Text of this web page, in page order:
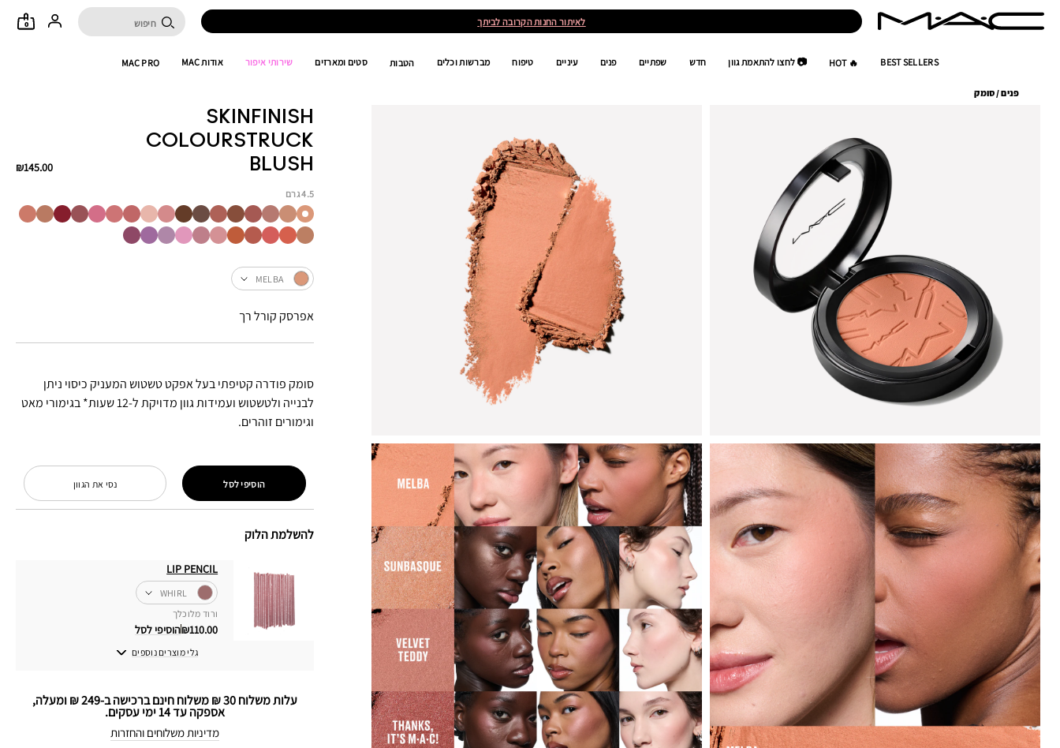
לאיתור החנות הקרובה לביתך 0
BEST SELLERS
🔥 HOT 📷 לחצו להתאמת גוון חדש שפתיים פנים עיניים טיפוח מברשות וכלים הטבות סטים ומארזים שירותי איפור אודות MAC MAC PRO
פנים/ סומק
SKINFINISH
COLOURSTRUCK
BLUSH
₪145.00
4.5 גרם
סומק פודרה קטיפתי בעל אפקט טשטוש המעניק כיסוי ניתן
לבנייה ולטשטוש ועמידות גוון מדויקת ל-12 שעות* בגימורי מאט
וגימורים זוהרים.
MELBA
אפרסק קורל רך
להשלמת הלוק
LIP PENCIL
WHIRL
ורוד מלוכלך
₪110.00הוסיפי לסל
גלי מוצרים נוספים
נסי את הגוון הוסיפי לסל
עלות משלוח 30 ₪ משלוח חינם ברכישה ב-249 ₪ ומעלה,
אספקה עד 14 ימי עסקים.
מדיניות משלוחים והחזרות